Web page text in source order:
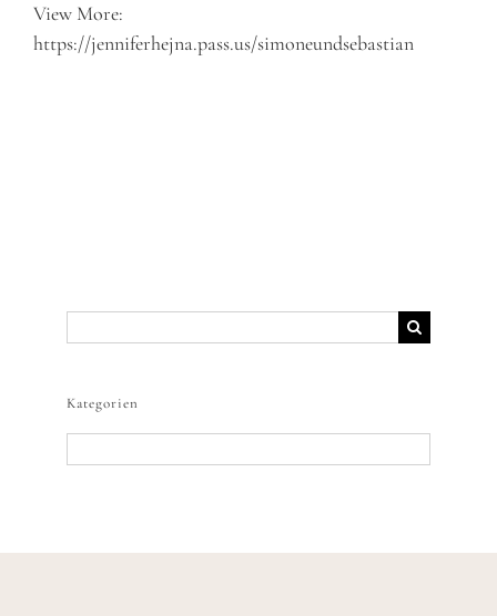
Über mich
View More:
https://jenniferhejna.pass.us/simoneundsebastian
nach:
Kategorien